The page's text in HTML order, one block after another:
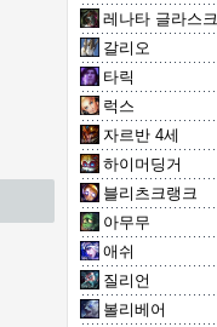
레나타 글라스크
갈리오
타릭
럭스
자르반 4세
하이머딩거
블리츠크랭크
아무무
애쉬
질리언
볼리베어